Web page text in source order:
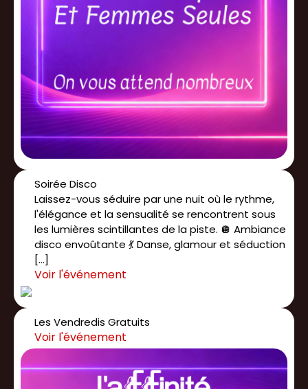
Soirée Disco
Laissez-vous séduire par une nuit où le rythme,
l'élégance et la sensualité se rencontrent sous
les lumières scintillantes de la piste. 🪩 Ambiance
disco envoûtante 💃 Danse, glamour et séduction
[…]
Les Vendredis Gratuits